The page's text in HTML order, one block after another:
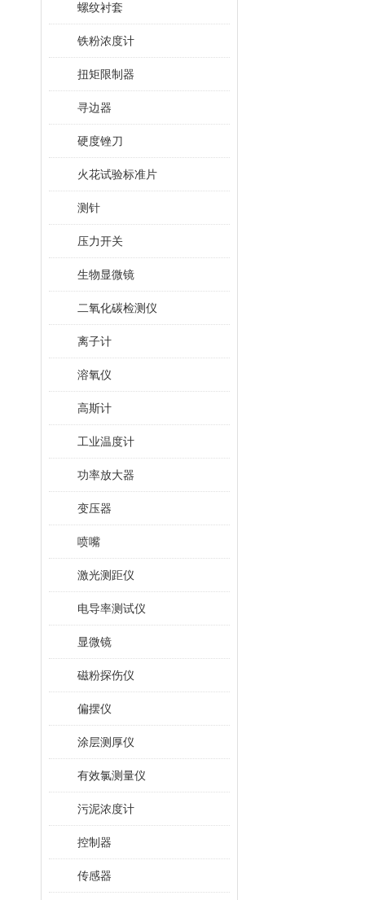
螺纹衬套
铁粉浓度计
扭矩限制器
寻边器
硬度锉刀
火花试验标准片
测针
压力开关
生物显微镜
二氧化碳检测仪
离子计
溶氧仪
高斯计
工业温度计
功率放大器
变压器
喷嘴
激光测距仪
电导率测试仪
显微镜
磁粉探伤仪
偏摆仪
涂层测厚仪
有效氯测量仪
污泥浓度计
控制器
传感器